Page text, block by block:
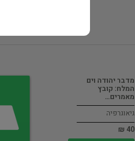
מדבר יהודה וים
המלח: קובץ
מאמרים…
גיאוגרפיה
40 ₪